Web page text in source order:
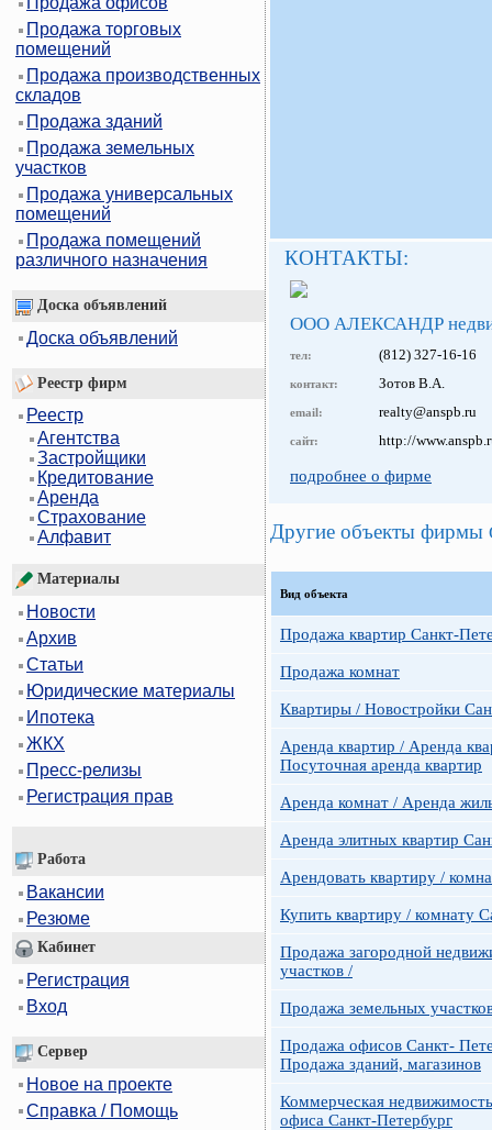
Продажа торговых
помещений
Продажа производственных
складов
Продажа зданий
Продажа земельных
участков
Продажа универсальных
помещений
Продажа помещений
различного назначения
Доска объявлений
Доска объявлений
Реестр фирм
Реестр
Агентства
Застройщики
Кредитование
Аренда
Страхование
Алфавит
Материалы
Новости
Архив
Статьи
Юридические материалы
Ипотека
ЖКХ
Пресс-релизы
Регистрация прав
Работа
Вакансии
Резюме
Кабинет
Регистрация
Вход
Сервер
Новое на проекте
Справка / Помощь
КОНТАКТЫ:
ООО АЛЕКСАНДР
тел: (812) 327-16-16
контакт: Зотов В.А.
email: realty@anspb.ru
сайт: http://
подробнее о фирме
Другие объекты фирмы
Вид объекта
Продажа квартир Санкт-
Продажа комнат
Квартиры / Новостройки
Аренда квартир / Аренда
Посуточная аренда квартир
Аренда комнат / Аренда
Аренда элитных квартир
Арендовать квартиру /
Купить квартиру / комнату
Продажа загородной
участков /
Продажа земельных
Продажа офисов Санкт-
Продажа зданий, магазинов
Коммерческая
офиса Санкт-Петербург